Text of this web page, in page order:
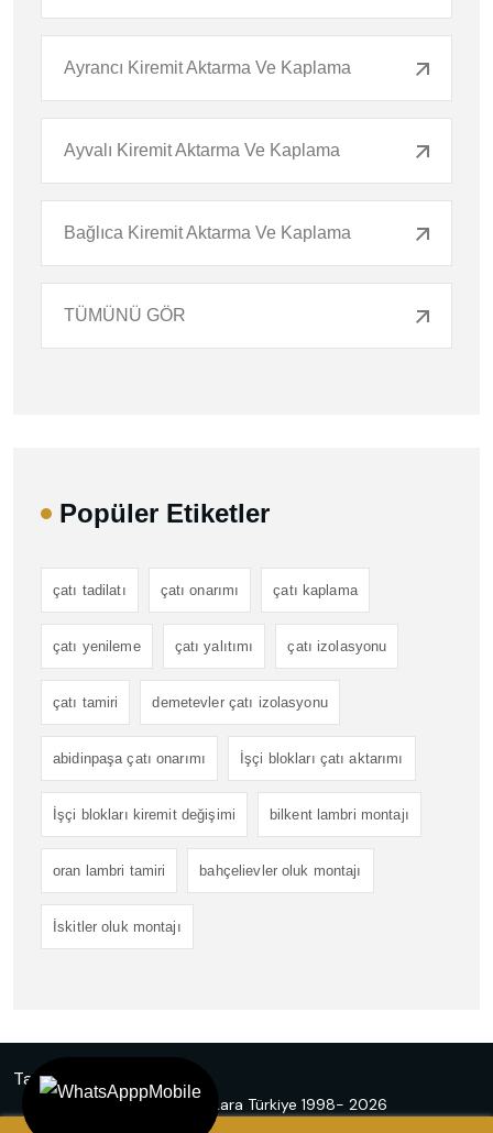
Ayrancı Kiremit Aktarma Ve Kaplama
Ayvalı Kiremit Aktarma Ve Kaplama
Bağlıca Kiremit Aktarma Ve Kaplama
TÜMÜNÜ GÖR
Popüler Etiketler
çatı tadilatı çatı onarımı çatı kaplama
çatı yenileme çatı yalıtımı çatı izolasyonu
çatı tamiri demetevler çatı izolasyonu
abidinpaşa çatı onarımı İşçi blokları çatı aktarımı
İşçi blokları kiremit değişimi bilkent lambri montajı
oran lambri tamiri bahçelievler oluk montajı
İskitler oluk montajı
Tasarım
© Emir Çatı Ankara Türkiye 1998- 2026